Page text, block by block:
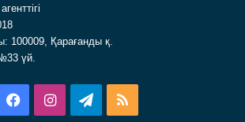
100009, Қарағанды қ.
үй.
FacebookInstagramTelegram